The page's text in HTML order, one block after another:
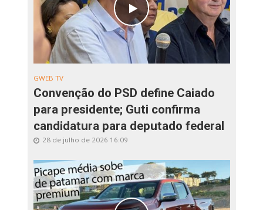
GWEB TV
Convenção do PSD define Caiado
para presidente; Guti confirma
candidatura para deputado federal
28 de julho de 2026 16:09